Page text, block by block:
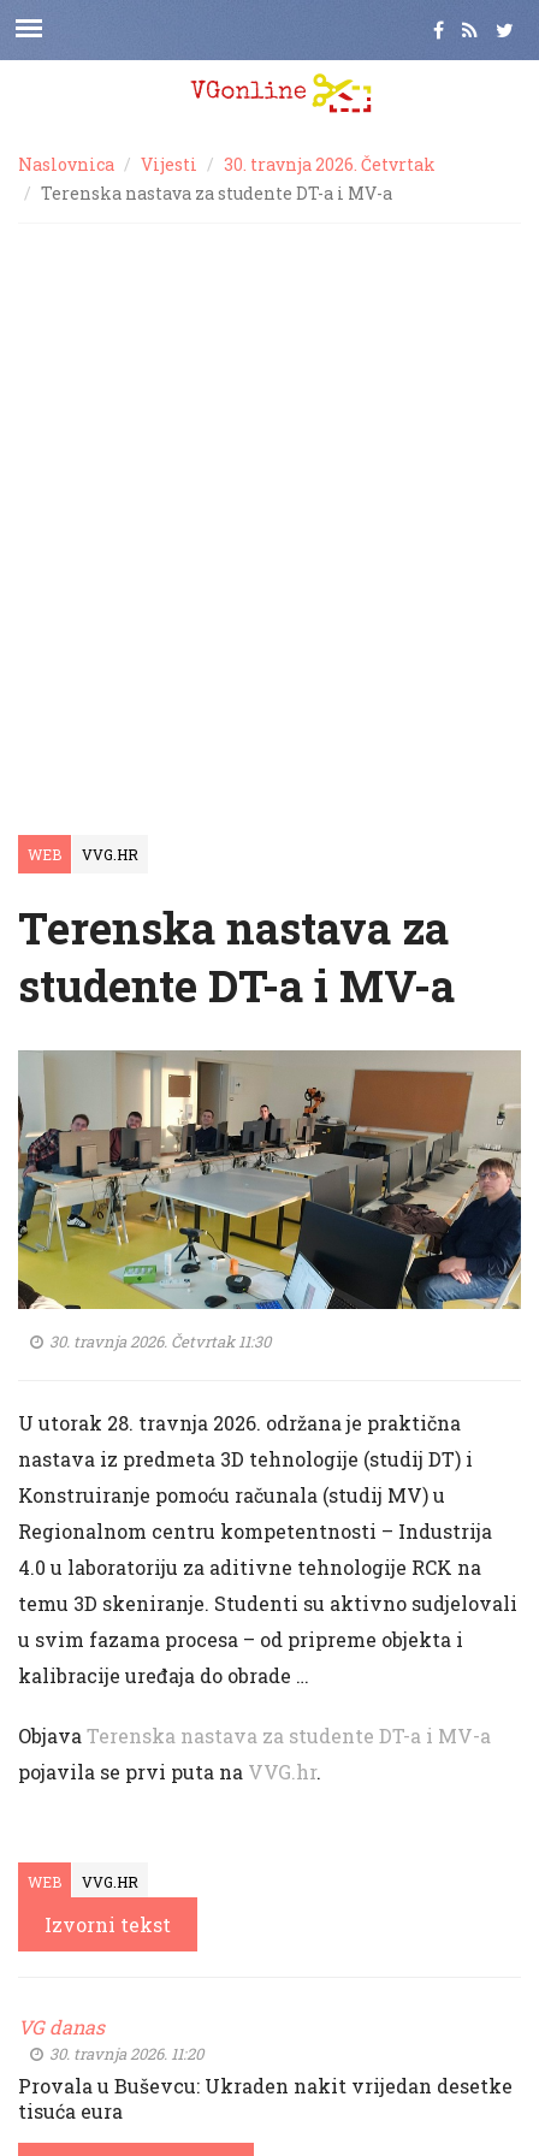
Naslovnica Vijesti
30. travnja 2026. Četvrtak
Terenska nastava za studente DT-a i MV-a
WEB VVG.HR
Terenska nastava za
studente DT-a i MV-a
30. travnja 2026. Četvrtak 11:30
U utorak 28. travnja 2026. održana je praktična
nastava iz predmeta 3D tehnologije (studij DT) i
Konstruiranje pomoću računala (studij MV) u
Regionalnom centru kompetentnosti – Industrija
4.0 u laboratoriju za aditivne tehnologije RCK na
temu 3D skeniranje. Studenti su aktivno sudjelovali
u svim fazama procesa – od pripreme objekta i
kalibracije uređaja do obrade …
Objava Terenska nastava za studente DT-a i MV-a
pojavila se prvi puta na VVG.hr.
WEB VVG.HR
Izvorni tekst
VG danas
30. travnja 2026. 11:20
Provala u Buševcu: Ukraden nakit vrijedan desetke
tisuća eura